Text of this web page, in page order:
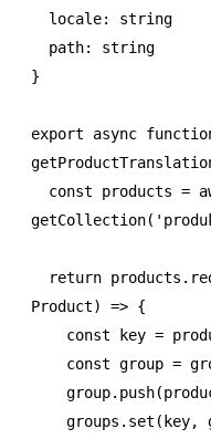
  locale
:
string
  path
:
string
}
export async
  const
products =
getCollection(
  return
products
Product) => {
    const
key =
    const
group =
    group
.push
    groups
.set (key,